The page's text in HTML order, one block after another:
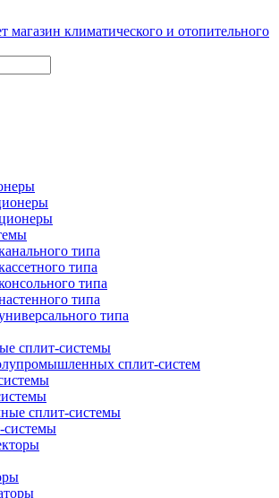
типа
типа
типа
типа
типа
сплит-системы
сплит-систем
сплит-системы
системы